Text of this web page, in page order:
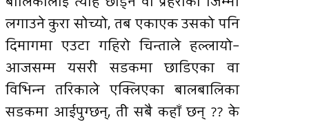
लगाउने कुरा सोच्यो, तब एकाएक उसको पनि
दिमागमा एउटा गहिरो चिन्ताले हल्लायो–
आजसम्म यसरी सडकमा छाडिएका वा
विभिन्न तरिकाले एक्लिएका बालबालिका
सडकमा आईपुग्छन्, ती सबै कहाँ छन् ?? के